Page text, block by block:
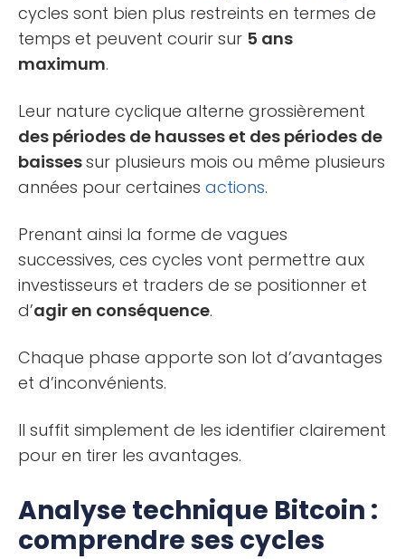
cycles sont bien plus restreints en termes de
temps et peuvent courir sur 5 ans
maximum.
Leur nature cyclique alterne grossièrement
des périodes de hausses et des périodes de
baissessur plusieurs mois ou même plusieurs
années pour certaines actions.
Prenant ainsi la forme de vagues
successives, ces cycles vont permettre aux
investisseurs et traders de se positionner et
d’agir en conséquence.
Chaque phase apporte son lot d’avantages
et d’inconvénients.
Il suffit simplement de les identifier clairement
pour en tirer les avantages.
Analyse technique Bitcoin :
comprendre ses cycles